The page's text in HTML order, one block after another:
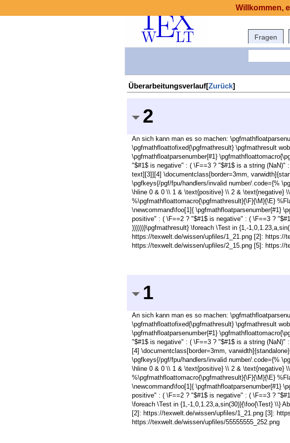
Fragen
Überarbeitungsverlauf[Zurück]
2
An sich kann man es so machen:
\pgfmathfloattofixed{\pgfmathresult} \pgfmathresult
\pgfmathfloatparsenumber{#1}
"$#1$ is negative" : ( \F==3 ? "$#1$ is a string
text][3]][4] \documentclass[border=3mm,
\pgfkeys{/pgf/fpu/handlers/invalid number/.code={%
\hline 0 & 0 \\ 1 & \text{positive} \\ 2 & \text{negative}
%\pgfmathfloattomacro{\pgfmathresult}{\F}{\M}{\E}
\newcommand\foo[1]{ \pgfmathfloatparsenumber{#1}
positive" : ( \F==2 ? "$#1$ is negative" : ( \F==3 ?
))))))}\pgfmathresult} \foreach \Test in {1,-
https://texwelt.de/wissen/upfiles/1_21.png [2]:
https://texwelt.de/wissen/upfiles/2_15.png [5]: https://
1
An sich kann man es so machen:
\pgfmathfloattofixed{\pgfmathresult} \pgfmathresult
\pgfmathfloatparsenumber{#1}
"$#1$ is negative" : ( \F==3 ? "$#1$ is a string
[4] \documentclass[border=3mm,
\pgfkeys{/pgf/fpu/handlers/invalid number/.code={%
\hline 0 & 0 \\ 1 & \text{positive} \\ 2 & \text{negative}
%\pgfmathfloattomacro{\pgfmathresult}{\F}{\M}{\E}
\newcommand\foo[1]{ \pgfmathfloatparsenumber{#1}
positive" : ( \F==2 ? "$#1$ is negative" : ( \F==3 ?
\foreach \Test in {1,-1,0,1.23,a,sin(30)}{\foo{\Test} \\}
[2]: https://texwelt.de/wissen/upfiles/1_21.png [3]:
https://texwelt.de/wissen/upfiles/55555555_252.png
Willkommen,